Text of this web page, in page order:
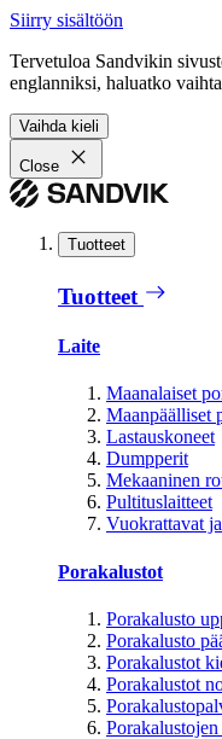
Siirry sisältöön
Tervetuloa Sandvikin
englanniksi, haluatko
Vaihda kieli
Close
Tuotteet
Tuotteet
Laite
Maanalaiset
Maanpäälliset
Lastauskoneet
Dumpperit
Mekaaninen
Pultituslaitteet
Vuokrattavat
Porakalustot
Porakalusto
Porakalusto
Porakalustot
Porakalustot